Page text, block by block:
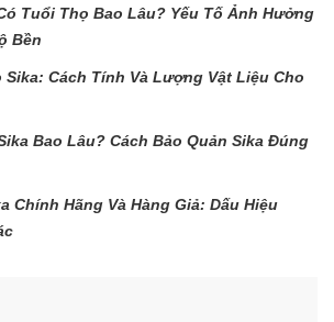
Tuổi Thọ Bao Lâu? Yếu Tố Ảnh Hưởng
Bền
Cách Tính Và Lượng Vật Liệu Cho
Bao Lâu? Cách Bảo Quản Sika Đúng
Chính Hãng Và Hàng Giả: Dấu Hiệu